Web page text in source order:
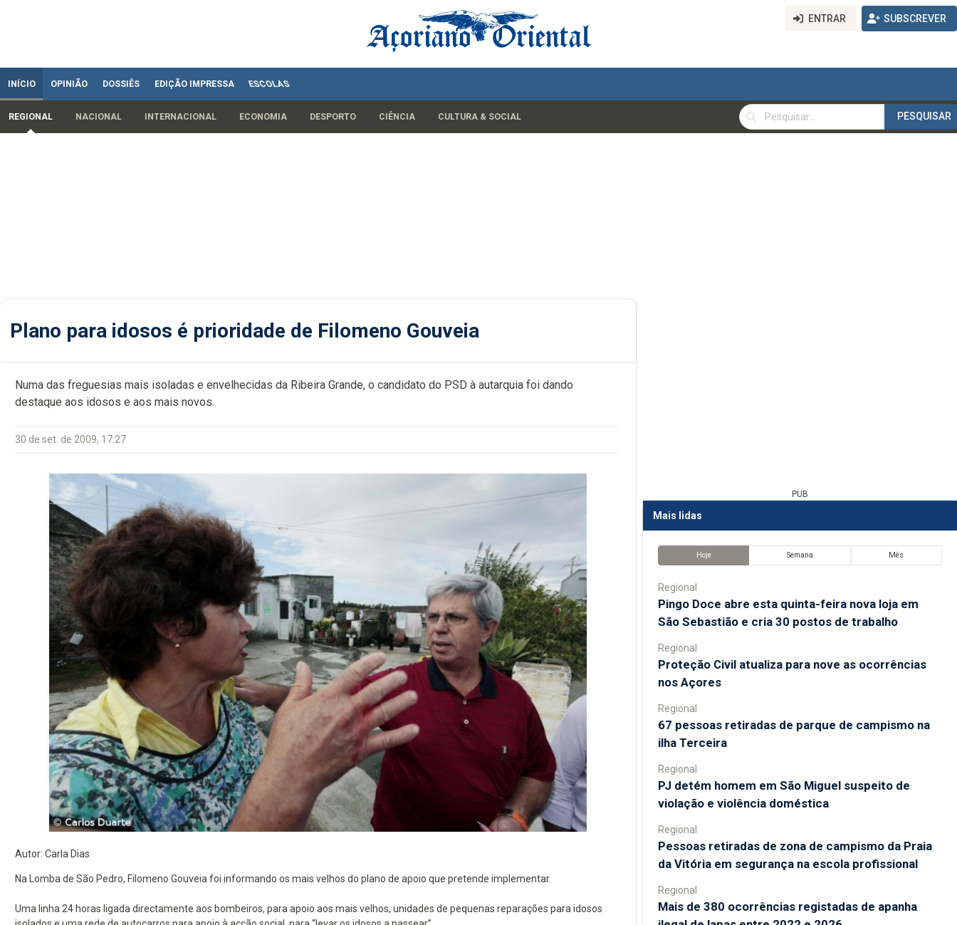
ENTRAR SUBSCREVER
INÍCIO OPINIÃO DOSSIÊS EDIÇÃO IMPRESSA ESCOLAS
REGIONAL NACIONAL INTERNACIONAL ECONOMIA DESPORTO CIÊNCIA CULTURA & SOCIAL
PESQUISAR
PESQUISAR
Plano para idosos é prioridade de Filomeno Gouveia
Numa das freguesias mais isoladas e envelhecidas da Ribeira Grande, o candidato do PSD à autarquia foi dando
destaque aos idosos e aos mais novos.
30 de set. de 2009, 17:27
Autor: Carla Dias
Na Lomba de São Pedro, Filomeno Gouveia foi informando os mais velhos do plano de apoio que pretende implementar.
Uma linha 24 horas ligada directamente aos bombeiros, para apoio aos mais velhos, unidades de pequenas reparações para idosos
PUB
Mais lidas
Hoje Semana Mês
Regional
Pingo Doce abre esta quinta-feira nova loja em
São Sebastião e cria 30 postos de trabalho
Regional
Proteção Civil atualiza para nove as ocorrências
nos Açores
Regional
67 pessoas retiradas de parque de campismo na
ilha Terceira
Regional
PJ detém homem em São Miguel suspeito de
violação e violência doméstica
Regional
Pessoas retiradas de zona de campismo da Praia
da Vitória em segurança na escola profissional
Regional
Mais de 380 ocorrências registadas de apanha